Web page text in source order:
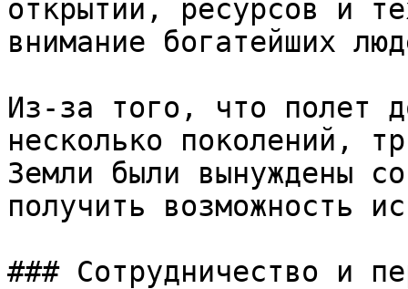
открытий, ресурсов и
внимание богатейших
Из-за того, что полет
несколько поколений,
Земли были вынуждены
получить возможность
### Сотрудничество и